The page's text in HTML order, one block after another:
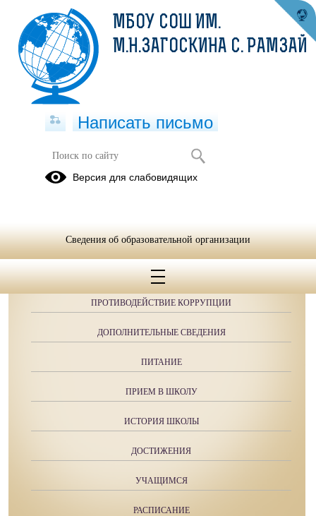
Публикации за 10.05.2025
ОБРАЩЕНИЯ ГРАЖДАН
ПРОТИВОДЕЙСТВИЕ КОРРУПЦИИ
ДОПОЛНИТЕЛЬНЫЕ СВЕДЕНИЯ
ПИТАНИЕ
ПРИЕМ В ШКОЛУ
ИСТОРИЯ ШКОЛЫ
ДОСТИЖЕНИЯ
УЧАЩИМСЯ
РАСПИСАНИЕ
МБОУ СОШ ИМ.
М.Н.ЗАГОСКИНА С. РАМЗАЙ
Написать письмо
Версия для слабовидящих
Сведения об образовательной организации